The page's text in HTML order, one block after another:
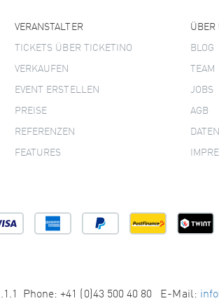
VERANSTALTER
TICKETS ÜBER TICKETINO
VERKAUFEN
EVENT ERSTELLEN
PREISE
REFERENZEN
FEATURES
ÜBER
BLOG
TEAM
JOBS
AGB
Phone: +41 (0)43 500 40 80 E-Mail: